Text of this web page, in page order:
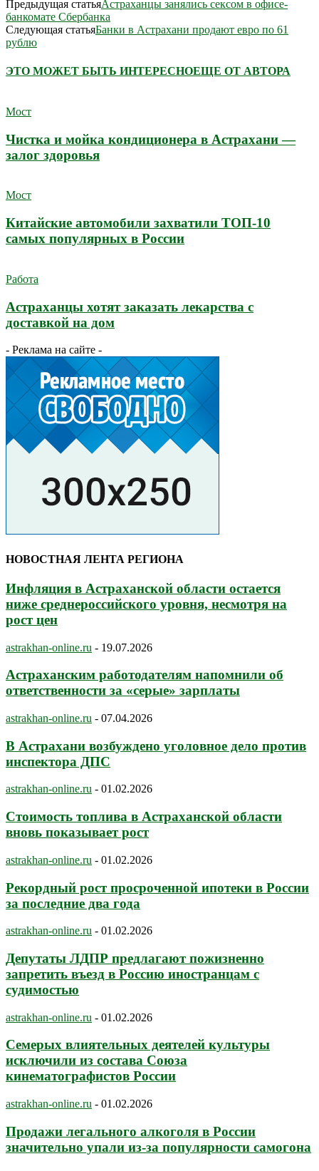
Предыдущая статьяАстраханцы занялись сексом в офисе-
банкомате Сбербанка
Следующая статьяБанки в Астрахани продают евро по 61
рублю
ЭТО МОЖЕТ БЫТЬ ИНТЕРЕСНОЕЩЕ ОТ АВТОРА
Мост
Чистка и мойка кондиционера в Астрахани —
залог здоровья
Мост
Китайские автомобили захватили ТОП-10
самых популярных в России
Работа
Астраханцы хотят заказать лекарства с
доставкой на дом
- Реклама на сайте -
НОВОСТНАЯ ЛЕНТА РЕГИОНА
Инфляция в Астраханской области остается
ниже среднероссийского уровня, несмотря на
рост цен
astrakhan-online.ru - 19.07.2026
Астраханским работодателям напомнили об
ответственности за «серые» зарплаты
astrakhan-online.ru - 07.04.2026
В Астрахани возбуждено уголовное дело против
инспектора ДПС
astrakhan-online.ru - 01.02.2026
Стоимость топлива в Астраханской области
вновь показывает рост
astrakhan-online.ru - 01.02.2026
Рекордный рост просроченной ипотеки в России
за последние два года
astrakhan-online.ru - 01.02.2026
Депутаты ЛДПР предлагают пожизненно
запретить въезд в Россию иностранцам с
судимостью
astrakhan-online.ru - 01.02.2026
Семерых влиятельных деятелей культуры
исключили из состава Союза
кинематографистов России
astrakhan-online.ru - 01.02.2026
Продажи легального алкоголя в России
значительно упали из-за популярности самогона